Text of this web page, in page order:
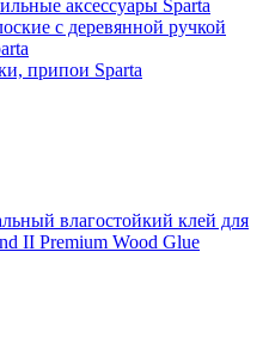
аксессуары Sparta
с деревянной ручкой
припои Sparta
влагостойкий клей для
II Premium Wood Glue